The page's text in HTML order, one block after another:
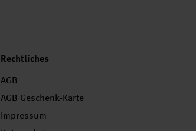
Rechtliches
AGB
AGB Geschenk-Karte
Impressum